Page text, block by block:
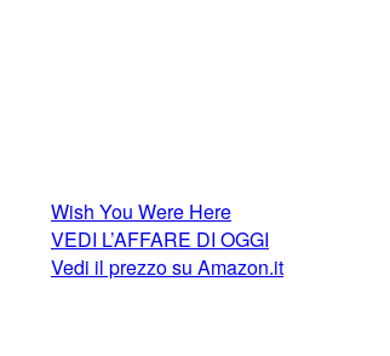
Wish You Were Here
VEDI L’AFFARE DI OGGI
Vedi il prezzo su Amazon.it